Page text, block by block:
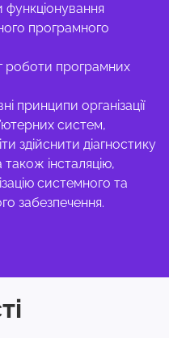
програмного
роботи програмних
принципи організації
систем,
здійснити діагностику
інсталяцію,
системного та
забезпечення.